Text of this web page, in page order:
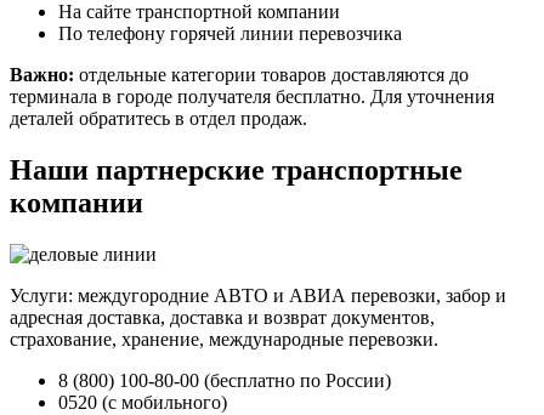
На сайте транспортной компании
По телефону горячей линии перевозчика
Важно: отдельные категории товаров доставляются до
терминала в городе получателя бесплатно. Для уточнения
деталей обратитесь в отдел продаж.
Наши партнерские транспортные
компании
Услуги: междугородние АВТО и АВИА перевозки, забор и
адресная доставка, доставка и возврат документов,
страхование, хранение, международные перевозки.
8 (800) 100-80-00 (бесплатно по России)
0520 (с мобильного)